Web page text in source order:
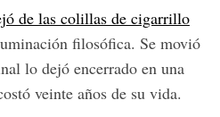
de las colillas de cigarrillo
filosófica. Se movió
lo dejó encerrado en una
veinte años de su vida.